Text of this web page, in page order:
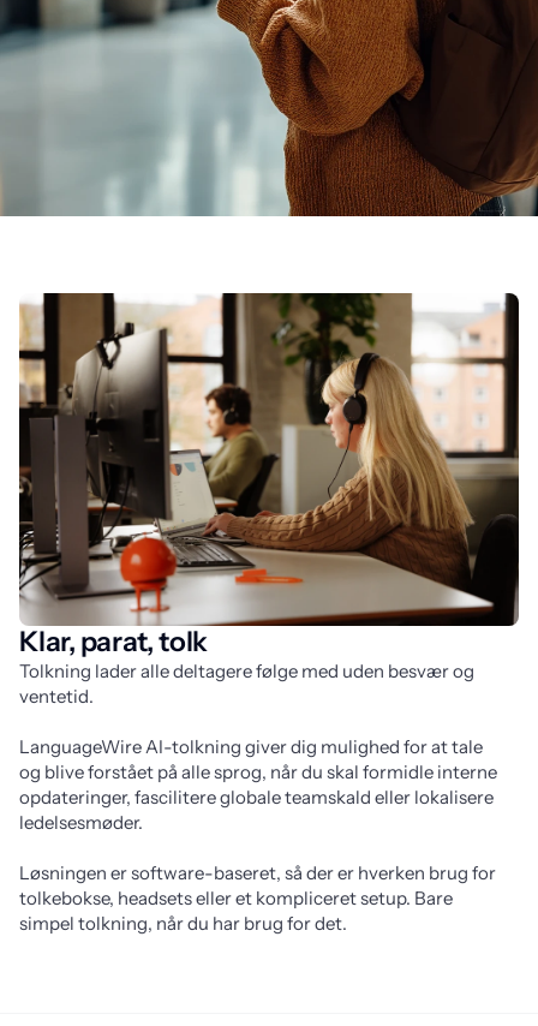
Klar, parat, tolk
Tolkning lader alle deltagere følge med uden besvær og
ventetid.
LanguageWire AI-tolkning giver dig mulighed for at tale
og blive forstået på alle sprog, når du skal formidle interne
opdateringer, fascilitere globale teamskald eller lokalisere
ledelsesmøder.
Løsningen er software-baseret, så der er hverken brug for
tolkebokse, headsets eller et kompliceret setup. Bare
simpel tolkning, når du har brug for det.